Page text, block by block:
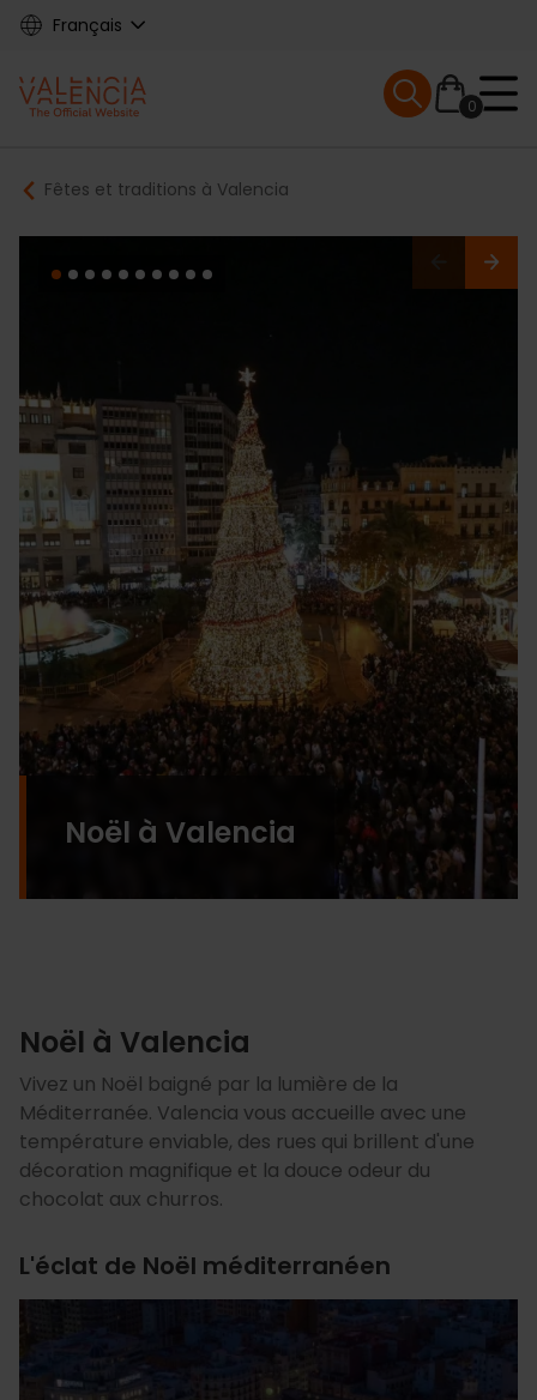
Skip
content
Français
Main
navigation
0
Mobile menu
Breadcrumb
Fêtes et traditions à Valencia
Noël à Valencia
Noël à Valencia
Vivez un Noël baigné par la lumière de la
Méditerranée. Valencia vous accueille avec une
température enviable, des rues qui brillent d'une
décoration magnifique et la douce odeur du
chocolat aux churros.
L'éclat de Noël méditerranéen